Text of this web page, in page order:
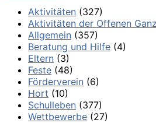
Aktivitäten (327)
Aktivitäten der Offenen
Allgemein (357)
Beratung und Hilfe (4)
Eltern (3)
Feste (48)
Förderverein (6)
Hort (10)
Schulleben (377)
Wettbewerbe (27)